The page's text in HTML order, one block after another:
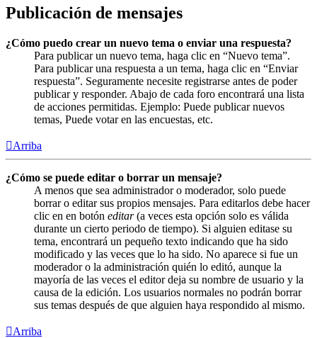
Publicación de mensajes
¿Cómo puedo crear un nuevo tema o enviar una respuesta?
Para publicar un nuevo tema, haga clic en “Nuevo tema”.
Para publicar una respuesta a un tema, haga clic en “Enviar
respuesta”. Seguramente necesite registrarse antes de poder
publicar y responder. Abajo de cada foro encontrará una lista
de acciones permitidas. Ejemplo: Puede publicar nuevos
temas, Puede votar en las encuestas, etc.
Arriba
¿Cómo se puede editar o borrar un mensaje?
A menos que sea administrador o moderador, solo puede
borrar o editar sus propios mensajes. Para editarlos debe hacer
clic en en botón editar(a veces esta opción solo es válida
durante un cierto periodo de tiempo). Si alguien editase su
tema, encontrará un pequeño texto indicando que ha sido
modificado y las veces que lo ha sido. No aparece si fue un
moderador o la administración quién lo editó, aunque la
mayoría de las veces el editor deja su nombre de usuario y la
causa de la edición. Los usuarios normales no podrán borrar
sus temas después de que alguien haya respondido al mismo.
Arriba